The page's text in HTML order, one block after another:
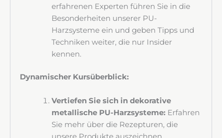
Melden Sie sich für den Newsletter von Deko
erfahrenen Experten führen Sie in die
Besonderheiten unserer PU-
Harzsysteme ein und geben Tipps und
Techniken weiter, die nur Insider
kennen.
Dynamischer Kursüberblick:
Vertiefen Sie sich in dekorative
metallische PU-Harzsysteme:Erfahren
Sie mehr über die Rezepturen, die